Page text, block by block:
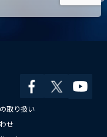
取り扱い
せ